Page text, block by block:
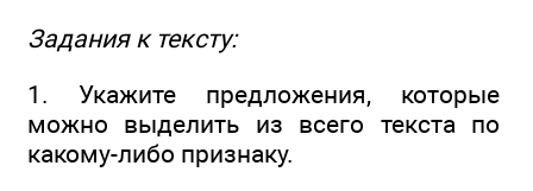
Задания к тексту:
1. Укажите предложения, которые
можно выделить из всего текста по
какому-либо признаку.